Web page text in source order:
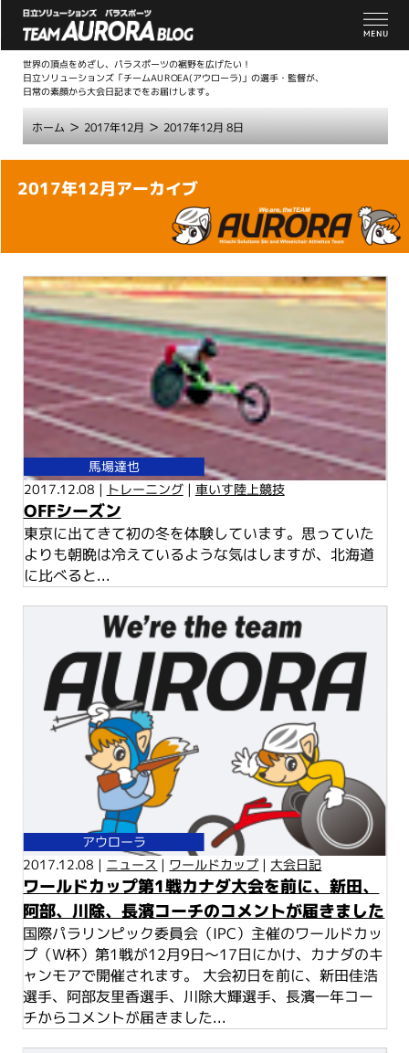
世界の頂点をめざし、パラスポーツの裾野を広げたい！
日立ソリューションズ「チームAUROEA(アウローラ)」の選手・監督が、
日常の素顔から大会日記までをお届けします。
ホーム> 2017年12月 > 2017年12月 8日
本
2017年12月アーカイブ
馬場達也
2017.12.08 | トレーニング| 車いす陸上競技
OFFシーズン
東京に出てきて初の冬を体験しています。思っていた
よりも朝晩は冷えているような気はしますが、北海道
に比べると...
アウローラ
2017.12.08 | ニュース | ワールドカップ | 大会日記
ワールドカップ第1戦カナダ大会を前に、新田、
阿部、川除、長濱コーチのコメントが届きました
国際パラリンピック委員会（IPC）主催のワールドカッ
プ（W杯）第1戦が12月9日～17日にかけ、カナダのキ
ャンモアで開催されます。 大会初日を前に、新田佳浩
選手、阿部友里香選手、川除大輝選手、長濱一年コー
チからコメントが届きました...